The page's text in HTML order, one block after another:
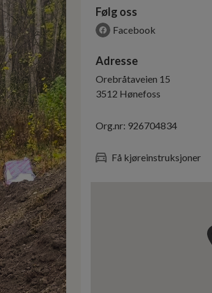
Følg oss
Facebook
Adresse
Orebråtaveien 15
3512 Hønefoss
Org.nr: 926704834
Få kjøreinstruksjoner